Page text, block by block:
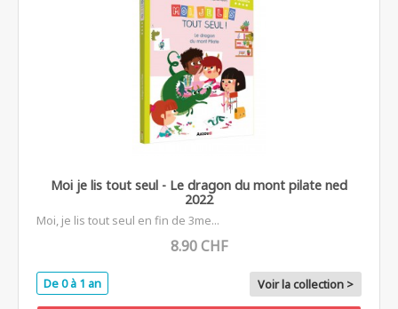
Moi je lis tout seul - Le dragon du mont pilate ned
2022
Moi, je lis tout seul en fin de 3me...
8.90 CHF
De 0 à 1 an Voir la collection >